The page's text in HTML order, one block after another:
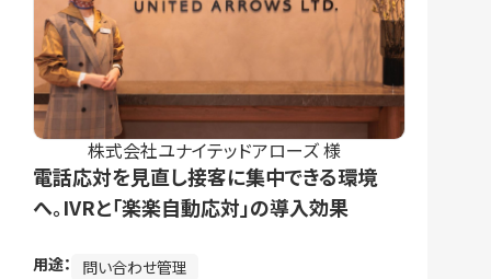
株式会社ユナイテッドアローズ 様
電話応対を見直し接客に集中できる環境
へ。IVRと「楽楽自動応対」の導入効果
用途：
問い合わせ管理